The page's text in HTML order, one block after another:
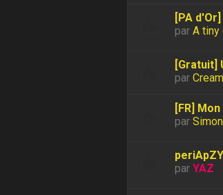
[PA
par A tiny
[Gratuit]
par
[FR]
par
par YAZ